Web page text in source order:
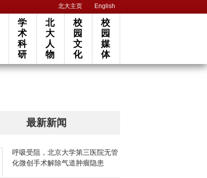
北大主页 English
学
术
科
研
北
大
人
物
校
园
文
化
校
园
媒
体
最新新闻
呼吸受阻，北京大学第三医院无管
化微创手术解除气道肿瘤隐患